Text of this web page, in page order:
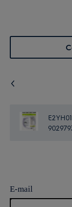
Menu
Coș de
E2YH01
E-mail